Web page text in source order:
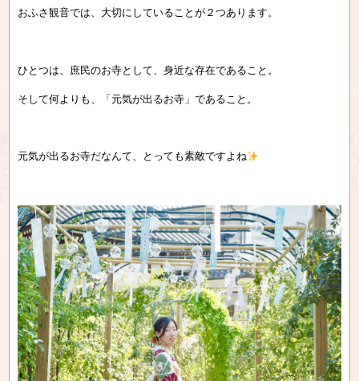
おふさ観音では、大切にしていることが２つあります。
ひとつは、庶民のお寺として、身近な存在であること。
そして何よりも、「元気が出るお寺」であること。
元気が出るお寺だなんて、とっても素敵ですよね